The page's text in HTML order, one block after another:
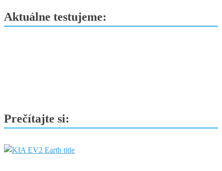
digitálny
Aktuálne testujeme:
Prečítajte si: